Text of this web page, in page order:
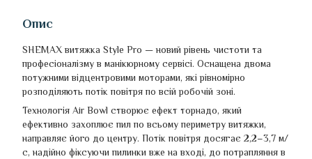
Опис
SHEMAX витяжка Style Pro — новий рівень чистоти та
професіоналізму в манікюрному сервісі. Оснащена двома
потужними відцентровими моторами, які рівномірно
розподіляють потік повітря по всій робочій зоні.
Технологія Air Bowl створює ефект торнадо, який
ефективно захоплює пил по всьому периметру витяжки,
направляє його до центру. Потік повітря досягає 2,2–3,7 м/
с, надійно фіксуючи пилинки вже на вході, до потрапляння в